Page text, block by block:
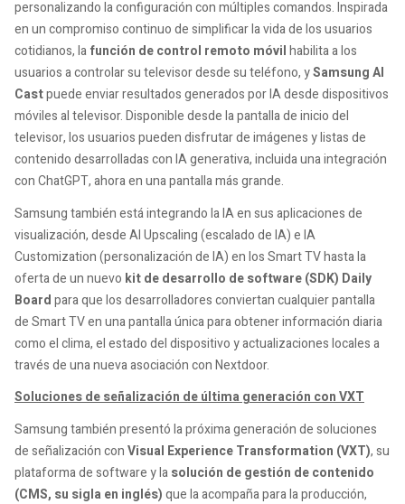
personalizando la configuración con múltiples comandos. Inspirada
en un compromiso continuo de simplificar la vida de los usuarios
cotidianos, lafunción de control remoto móvilhabilita a los
usuarios a controlar su televisor desde su teléfono, ySamsung AI
Castpuede enviar resultados generados por IA desde dispositivos
móviles al televisor. Disponible desde la pantalla de inicio del
televisor, los usuarios pueden disfrutar de imágenes y listas de
contenido desarrolladas con IA generativa, incluida una integración
con ChatGPT, ahora en una pantalla más grande.
Samsung también está integrando la IA en sus aplicaciones de
visualización, desde AI Upscaling (escalado de IA) e IA
Customization (personalización de IA) en los Smart TV hasta la
oferta de un nuevo kit de desarrollo de software (SDK) Daily
Boardpara que los desarrolladores conviertan cualquier pantalla
de Smart TV en una pantalla única para obtener información diaria
como el clima, el estado del dispositivo y actualizaciones locales a
través de una nueva asociación con Nextdoor.
Soluciones de señalización de última generación con VXT
Samsung también presentó la próxima generación de soluciones
de señalización conVisual Experience Transformation (VXT), su
plataforma de software y lasolución de gestión de contenido
(CMS, su sigla en inglés)que la acompaña para la producción,